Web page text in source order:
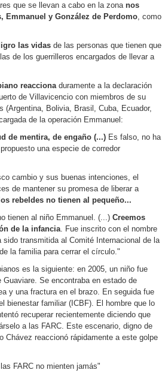
que se llevan a cabo en la zona nos
Emmanuel y González de Perdomo, como
las vidas de las personas que tienen que
de los guerrilleros encargados de llevar a
reaccionaduramente a la declaración
de Villavicencio con miembros de su
Bolivia, Brasil, Cuba, Ecuador,
de la operación Emmanuel:
de mentira, de engaño (...) Es falso, no ha
una especie de corredor
cambio y sus buenas intenciones, el
de mantener su promesa de liberar a
rebeldes no tienen al pequeño...
tienen al niño Emmanuel. (...) Creemos
de la infancia. Fue inscrito con el nombre
transmitida al Comité Internacional de la
de la familia para cerrar el círculo."
es la siguiente: en 2005, un niño fue
Se encontraba en estado de
y una fractura en el brazo. En seguida fue
bienestar familiar (ICBF). El hombre que lo
recuperar recientemente diciendo que
a las FARC. Este escenario, digno de
Chávez reaccionó rápidamente a este golpe
FARC no mienten jamás"